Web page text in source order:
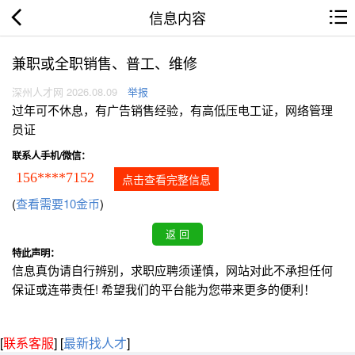
信息内容
兼职或全职销售、普工、维修
深州人才网 2026.08.09 举报
过年可不休息，有广告销售经验，有高低压电工证，网络管理
员证
联系人手机/微信：
156****7152 点击查看完整信息
(查看需要10金币)
特此声明：
信息真伪请自行辨别，求职应聘须谨慎，网站对此不承担任何
保证或连带责任! 希望我们的平台能为您带来更多的便利！
[联系客服] [最新找人才]